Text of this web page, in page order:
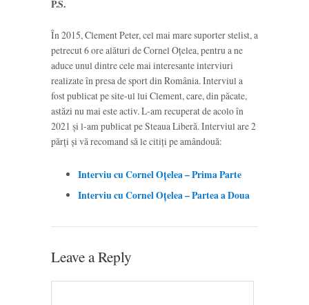
P.S.
În 2015, Clement Peter, cel mai mare suporter stelist, a
petrecut 6 ore alături de Cornel Oțelea, pentru a ne
aduce unul dintre cele mai interesante interviuri
realizate în presa de sport din România. Interviul a
fost publicat pe site-ul lui Clement, care, din păcate,
astăzi nu mai este activ. L-am recuperat de acolo în
2021 și l-am publicat pe Steaua Liberă. Interviul are 2
părți și vă recomand să le citiți pe amândouă:
Interviu cu Cornel Oțelea – Prima Parte
Interviu cu Cornel Oțelea – Partea a Doua
Leave a Reply